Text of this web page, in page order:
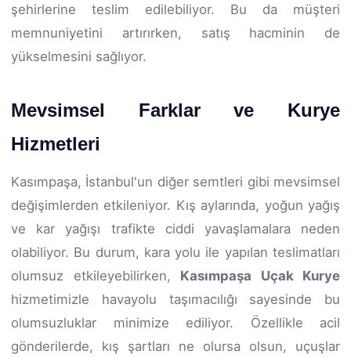
şehirlerine teslim edilebiliyor. Bu da müşteri
memnuniyetini artırırken, satış hacminin de
yükselmesini sağlıyor.
Mevsimsel Farklar ve Kurye
Hizmetleri
Kasımpaşa, İstanbul'un diğer semtleri gibi mevsimsel
değişimlerden etkileniyor. Kış aylarında, yoğun yağış
ve kar yağışı trafikte ciddi yavaşlamalara neden
olabiliyor. Bu durum, kara yolu ile yapılan teslimatları
olumsuz etkileyebilirken, Kasımpaşa Uçak Kurye
hizmetimizle havayolu taşımacılığı sayesinde bu
olumsuzluklar minimize ediliyor. Özellikle acil
gönderilerde, kış şartları ne olursa olsun, uçuşlar